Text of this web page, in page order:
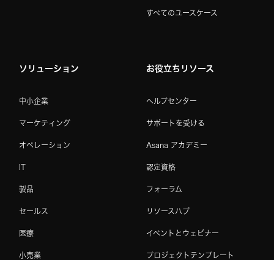
すべてのユースケース
ソリューション
中小企業
マーケティング
オペレーション
製品
セールス
医療
小売業
お役立ちリソース
ヘルプセンター
サポートを受ける
Asana アカデミー
認定資格
フォーラム
リソースハブ
イベントとウェビナー
プロジェクトテンプレート